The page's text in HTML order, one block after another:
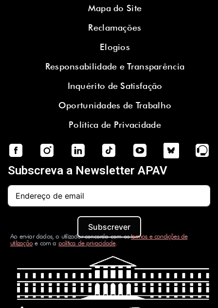
Mapa do Site
Reclamações
Elogios
Responsabilidade e Transparência
Inquérito de Satisfação
Oportunidades de Trabalho
Política de Privacidade
Subscreva a Newsletter APAV
Subscrever
Ao enviar dados, o utilizador concorda com ostermos e condições de
utilizaçãoe com a política de privacidade.